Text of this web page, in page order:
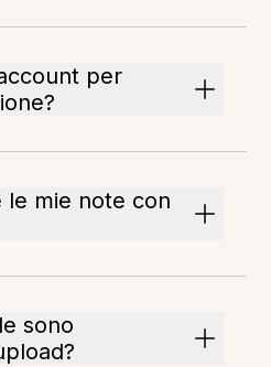
per
le mie note con
sono